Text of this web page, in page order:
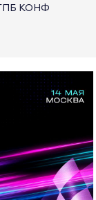
ГПБ КОНФ